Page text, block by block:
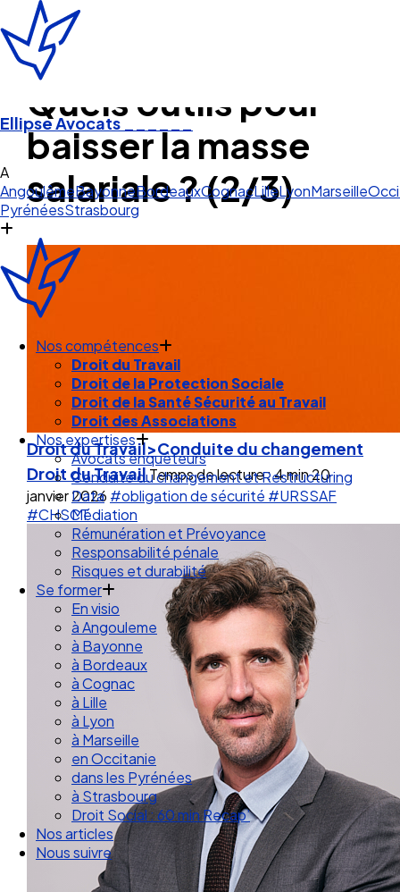
Ellipse Avocats______
Angoulême
AngoulêmeBayonneBordeauxCognacLilleLyonMarseille
PyrénéesStrasbourg
Nos compétences
Droit du Travail
Droit de la Protection Sociale
Droit de la Santé Sécurité au Travail
Droit des Associations
Nos expertises
Avocats enquêteurs
Conduite du changement et Restructuring
Data
Médiation
Rémunération et Prévoyance
Responsabilité pénale
Risques et durabilité
Se former
En visio
à Angouleme
à Bayonne
à Bordeaux
à Cognac
à Lille
à Lyon
à Marseille
en Occitanie
dans les Pyrénées
à Strasbourg
Droit Social : 60 min Recap’
Nos articles
Nous suivre
Quels outils pour
baisser la masse
salariale ? (2/3)
Droit du Travail>Conduite du changement
Droit du TravailTemps de lecture : 4 min20
janvier 2026 #obligation de sécurité #URSSAF
#CHSCT